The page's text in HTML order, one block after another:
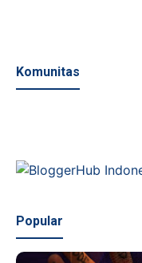
Komunitas
Popular